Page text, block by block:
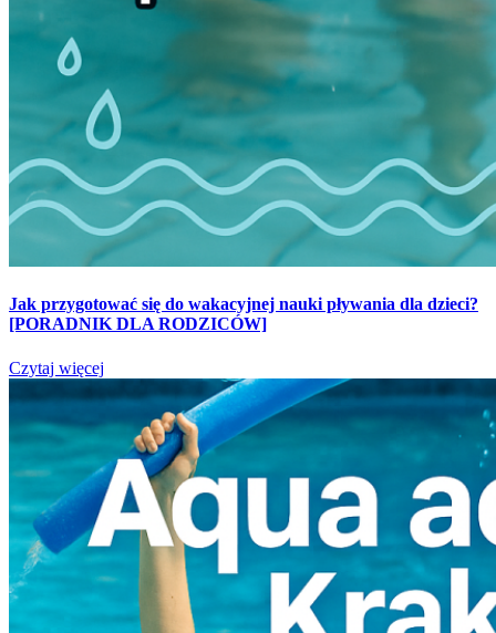
Jak przygotować się do wakacyjnej nauki pływania dla dzieci?
[PORADNIK DLA RODZICÓW]
Czytaj więcej